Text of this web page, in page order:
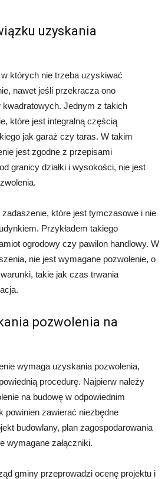
uzyskania
których nie trzeba uzyskiwać
nawet jeśli przekracza ono
kwadratowych. Jednym z takich
które jest integralną częścią
jak garaż czy taras. W takim
jest zgodne z przepisami
granicy działki i wysokości, nie jest
które jest tymczasowe i nie
Przykładem takiego
ogrodowy czy pawilon handlowy. W
nie jest wymagane pozwolenie, o
takie jak czas trwania
pozwolenia na
wymaga uzyskania pozwolenia,
procedurę. Najpierw należy
na budowę w odpowiednim
powinien zawierać niezbędne
budowlany, plan zagospodarowania
wymagane załączniki.
gminy przeprowadzi ocenę projektu i